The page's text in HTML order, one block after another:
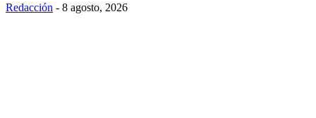
Redacción - 8 agosto, 2026